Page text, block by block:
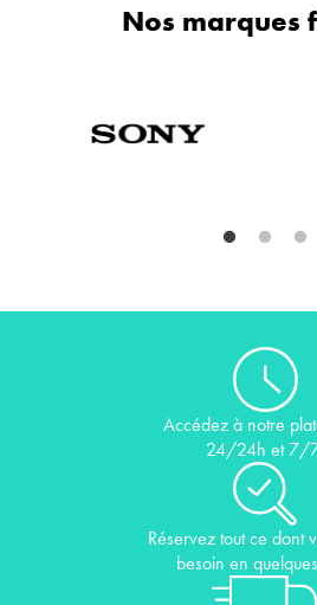
Nos marques
Accédez à notre
24/24h et 7/
Réservez tout ce dont
besoin en